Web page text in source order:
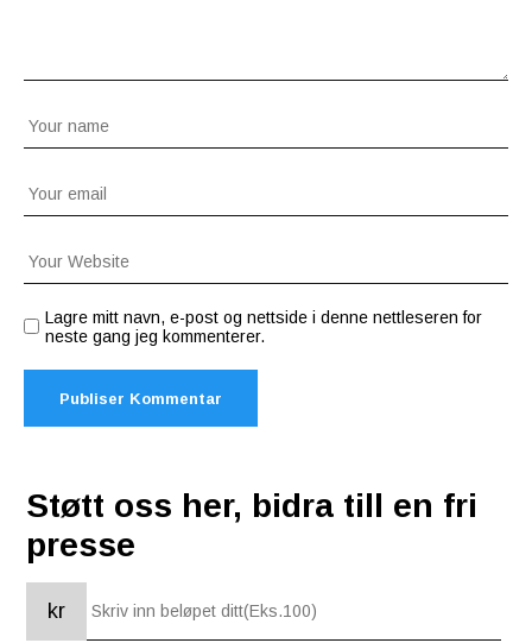
Lagre mitt navn, e-post og nettside i denne nettleseren for
neste gang jeg kommenterer.
Støtt oss her, bidra till en fri
presse
kr